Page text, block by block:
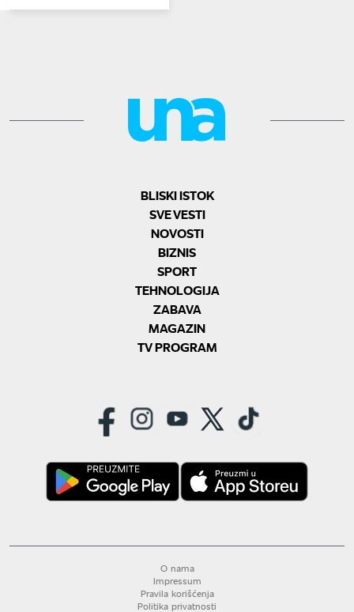
BLISKI ISTOK
SVE VESTI
NOVOSTI
BIZNIS
SPORT
TEHNOLOGIJA
ZABAVA
MAGAZIN
TV PROGRAM
O nama
Impressum
Pravila korišćenja
Politika privatnosti